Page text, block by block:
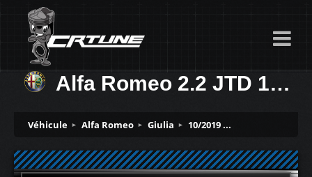
Alfa Romeo 2.2 JTD 160ch
Véhicule Alfa Romeo Giulia 10/2019 ...